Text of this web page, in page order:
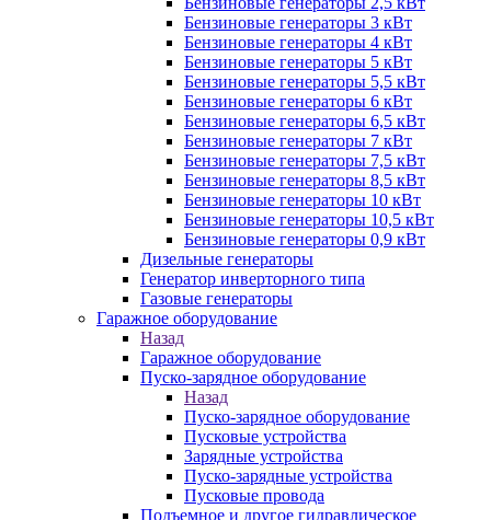
Бензиновые генераторы 3 кВт
Бензиновые генераторы 4 кВт
Бензиновые генераторы 5 кВт
Бензиновые генераторы 5,5 кВт
Бензиновые генераторы 6 кВт
Бензиновые генераторы 6,5 кВт
Бензиновые генераторы 7 кВт
Бензиновые генераторы 7,5 кВт
Бензиновые генераторы 8,5 кВт
Бензиновые генераторы 10 кВт
Бензиновые генераторы 10,5 кВт
Бензиновые генераторы 0,9 кВт
Дизельные генераторы
Генератор инверторного типа
Газовые генераторы
Гаражное оборудование
Назад
Гаражное оборудование
Пуско-зарядное оборудование
Назад
Пуско-зарядное оборудование
Пусковые устройства
Зарядные устройства
Пуско-зарядные устройства
Пусковые провода
Подъемное и другое гидравлическое